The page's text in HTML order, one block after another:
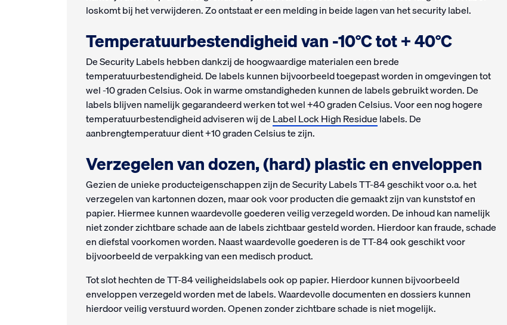
loskomt bij het verwijderen. Zo ontstaat er een melding in beide lagen van het security label.
Temperatuurbestendigheid van -10°C tot + 40°C
De Security Labels hebben dankzij de hoogwaardige materialen een brede
temperatuurbestendigheid. De labels kunnen bijvoorbeeld toegepast worden in omgevingen tot
wel -10 graden Celsius. Ook in warme omstandigheden kunnen de labels gebruikt worden. De
labels blijven namelijk gegarandeerd werken tot wel +40 graden Celsius. Voor een nog hogere
temperatuurbestendigheid adviseren wij deLabel Lock High Residuelabels. De
aanbrengtemperatuur dient +10 graden Celsius te zijn.
Verzegelen van dozen, (hard) plastic en enveloppen
Gezien de unieke producteigenschappen zijn de Security Labels TT-84 geschikt voor o.a. het
verzegelen van kartonnen dozen, maar ook voor producten die gemaakt zijn van kunststof en
papier. Hiermee kunnen waardevolle goederen veilig verzegeld worden. De inhoud kan namelijk
niet zonder zichtbare schade aan de labels zichtbaar gesteld worden. Hierdoor kan fraude, schade
en diefstal voorkomen worden. Naast waardevolle goederen is de TT-84 ook geschikt voor
bijvoorbeeld de verpakking van een medisch product.
Tot slot hechten de TT-84 veiligheidslabels ook op papier. Hierdoor kunnen bijvoorbeeld
enveloppen verzegeld worden met de labels. Waardevolle documenten en dossiers kunnen
hierdoor veilig verstuurd worden. Openen zonder zichtbare schade is niet mogelijk.